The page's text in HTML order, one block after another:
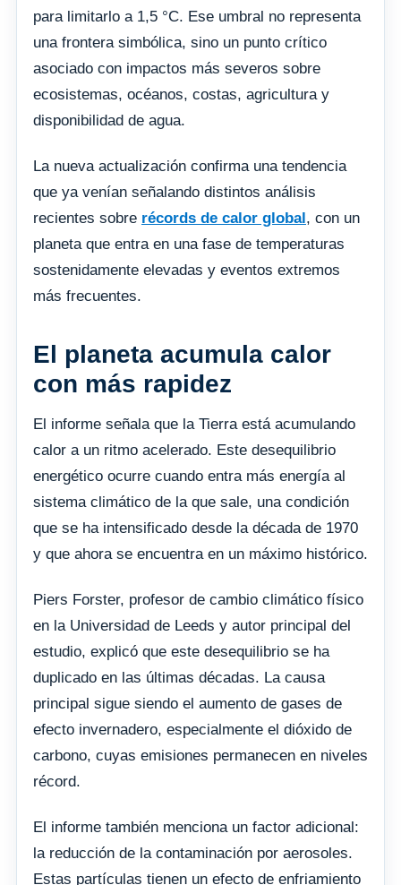
para limitarlo a 1,5 °C. Ese umbral no representa
una frontera simbólica, sino un punto crítico
asociado con impactos más severos sobre
ecosistemas, océanos, costas, agricultura y
disponibilidad de agua.
La nueva actualización confirma una tendencia
que ya venían señalando distintos análisis
recientes sobre récords de calor global, con un
planeta que entra en una fase de temperaturas
sostenidamente elevadas y eventos extremos
más frecuentes.
El planeta acumula calor
con más rapidez
El informe señala que la Tierra está acumulando
calor a un ritmo acelerado. Este desequilibrio
energético ocurre cuando entra más energía al
sistema climático de la que sale, una condición
que se ha intensificado desde la década de 1970
y que ahora se encuentra en un máximo histórico.
Piers Forster, profesor de cambio climático físico
en la Universidad de Leeds y autor principal del
estudio, explicó que este desequilibrio se ha
duplicado en las últimas décadas. La causa
principal sigue siendo el aumento de gases de
efecto invernadero, especialmente el dióxido de
carbono, cuyas emisiones permanecen en niveles
récord.
El informe también menciona un factor adicional:
la reducción de la contaminación por aerosoles.
Estas partículas tienen un efecto de enfriamiento